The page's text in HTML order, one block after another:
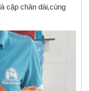
cặp chân dài,cùng